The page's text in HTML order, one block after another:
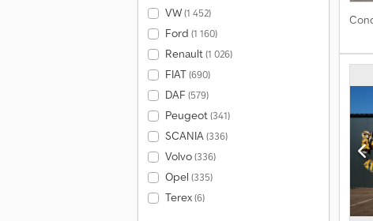
VW(1 452)
Ford (1 160)
Renault(1 026)
FIAT(690)
DAF (579)
Peugeot(341)
SCANIA(336)
Volvo(336)
Opel (335)
Terex(6)